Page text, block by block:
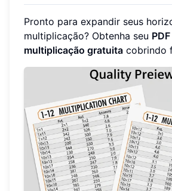
Pronto para expandir seus
multiplicação? Obtenha seu
multiplicação gratuita cobrindo